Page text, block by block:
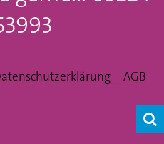
AGB